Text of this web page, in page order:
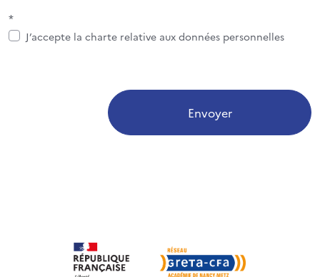
*
J’accepte la charte relative aux données personnelles
Envoyer